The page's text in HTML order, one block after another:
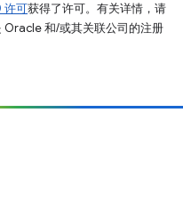
许可获得了许可。有关详情，请
Oracle 和/或其关联公司的注册